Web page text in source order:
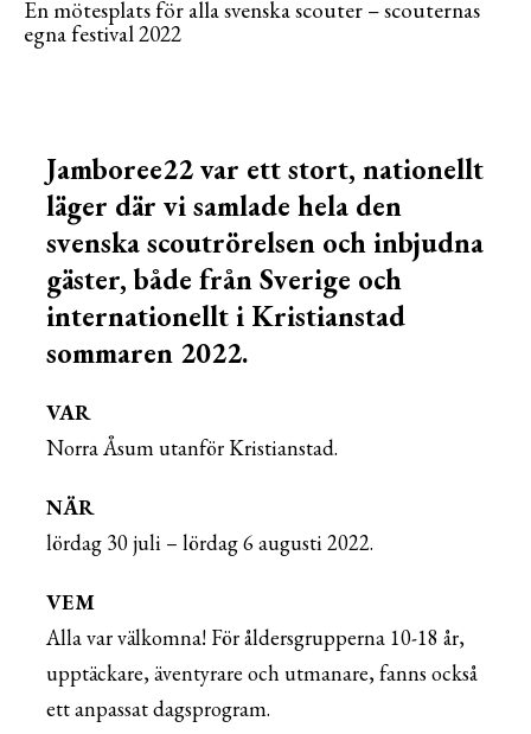
En mötesplats för alla svenska scouter – scouternas
egna festival 2022
Jamboree22 var ett stort, nationellt
läger där vi samlade hela den
svenska scoutrörelsen och inbjudna
gäster, både från Sverige och
internationellt i Kristianstad
sommaren 2022.
VAR
Norra Åsum utanför Kristianstad.
NÄR
lördag 30 juli – lördag 6 augusti 2022.
VEM
Alla var välkomna! För åldersgrupperna 10-18 år,
upptäckare, äventyrare och utmanare, fanns också
ett anpassat dagsprogram.